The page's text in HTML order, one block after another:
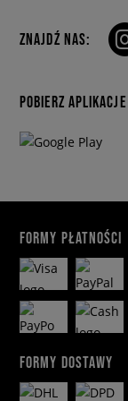
ZNAJDŹ NAS:
POBIERZ APLIKACJE
FORMY PŁATNOŚCI
FORMY DOSTAWY